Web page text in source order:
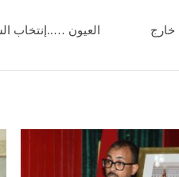
خارج
العيون …..إنتخاب